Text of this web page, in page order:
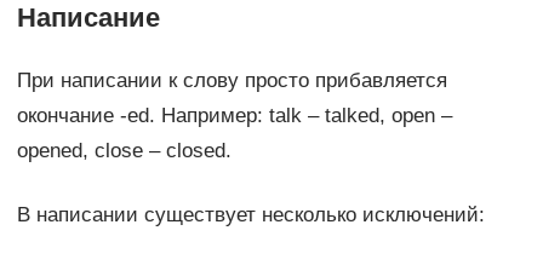
Написание
При написании к слову просто прибавляется
окончание -ed. Например: talk – talked, open –
opened, close – closed.
В написании существует несколько исключений: